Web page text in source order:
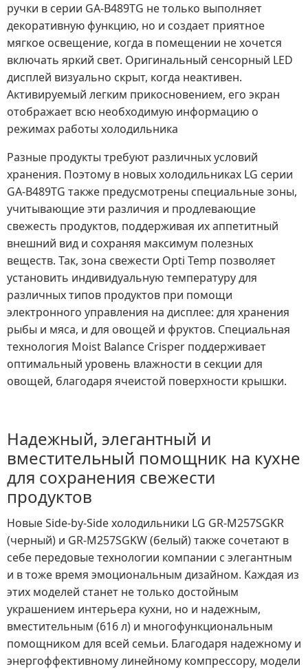
ручки в серии GA-B489TG не только выполняет
декоративную функцию, но и создает приятное
мягкое освещение, когда в помещении не хочется
включать яркий свет. Оригинальный сенсорный LED
дисплей визуально скрыт, когда неактивен.
Активируемый легким прикосновением, его экран
отображает всю необходимую информацию о
режимах работы холодильника
Разные продукты требуют различных условий
хранения. Поэтому в новых холодильниках LG серии
GA-B489TG также предусмотрены специальные зоны,
учитывающие эти различия и продлевающие
свежесть продуктов, поддерживая их аппетитный
внешний вид и сохраняя максимум полезных
веществ. Так, зона свежести Opti Temp позволяет
установить индивидуальную температуру для
различных типов продуктов при помощи
электронного управления на дисплее: для хранения
рыбы и мяса, и для овощей и фруктов. Специальная
технология Moist Balance Crisper поддерживает
оптимальный уровень влажности в секции для
овощей, благодаря ячеистой поверхности крышки.
Надежный, элегантный и
вместительный помощник на кухне
для сохранения свежести
продуктов
Новые Side-by-Side холодильники LG GR-M257SGKR
(черный) и GR-M257SGKW (белый) также сочетают в
себе передовые технологии компании с элегантным
и в тоже время эмоциональным дизайном. Каждая из
этих моделей станет не только достойным
украшением интерьера кухни, но и надежным,
вместительным (616 л) и многофункциональным
помощником для всей семьи. Благодаря надежному и
энергоффективному линейному компрессору, модели